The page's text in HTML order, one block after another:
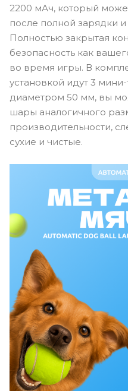
2200 мАч, который
после полной зарядки
Полностью закрытая
безопасность как
во время игры. В
установкой идут 3
диаметром 50 мм, вы
шары аналогичного
производительности,
сухие и чистые.